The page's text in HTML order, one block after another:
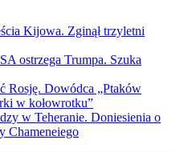
Kijowa. Zginął trzyletni
ostrzega Trumpa. Szuka
Rosję. Dowódca „Ptaków
w kołowrotku”
w Teheranie. Doniesienia o
Chameneiego